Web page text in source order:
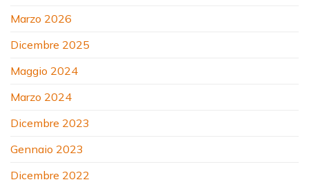
Marzo 2026
Dicembre 2025
Maggio 2024
Marzo 2024
Dicembre 2023
Gennaio 2023
Dicembre 2022